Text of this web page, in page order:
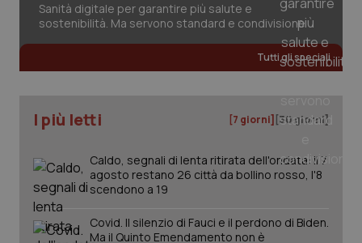
Sanità digitale per garantire più salute e
sostenibilità. Ma servono standard e condivisione
Tutti gli speciali
I più letti [7 giorni] [30 giorni]
Caldo, segnali di lenta ritirata dell'ondata: il 7
agosto restano 26 città da bollino rosso, l'8
scendono a 19
Covid. Il silenzio di Fauci e il perdono di Biden.
Ma il Quinto Emendamento non è
_ga
Google LLC
.quotidianosanita.it